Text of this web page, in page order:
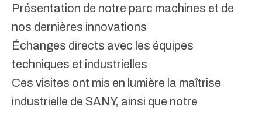
Présentation de notre parc machines et de
nos dernières innovations
Échanges directs avec les équipes
techniques et industrielles
Ces visites ont mis en lumière la maîtrise
industrielle de SANY, ainsi que notre